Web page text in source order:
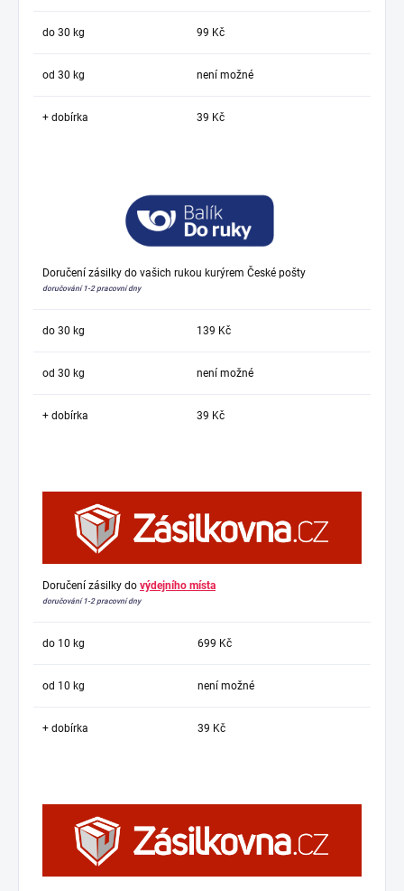
do 30 kg 99 Kč
od 30 kg není možné
+ dobírka 39 Kč
Doručení zásilky do vašich rukou kurýrem České pošty
doručování 1-2 pracovní dny
do 30 kg 139 Kč
od 30 kg není možné
+ dobírka 39 Kč
Doručení zásilky do výdejního místa
doručování 1-2 pracovní dny
do 10 kg 699 Kč
od 10 kg není možné
+ dobírka 39 Kč